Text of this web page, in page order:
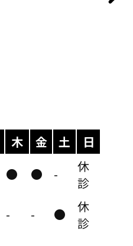
木 金 土
日
● ● -
休
診
- - ●
休
診